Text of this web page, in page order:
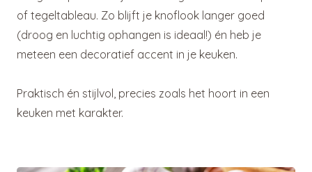
of tegeltableau. Zo blijft je knoflook langer goed
(droog en luchtig ophangen is ideaal!) én heb je
meteen een decoratief accent in je keuken.
Praktisch én stijlvol, precies zoals het hoort in een
keuken met karakter.